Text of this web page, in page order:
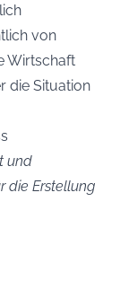
von
Wirtschaft
die Situation
und
die Erstellung